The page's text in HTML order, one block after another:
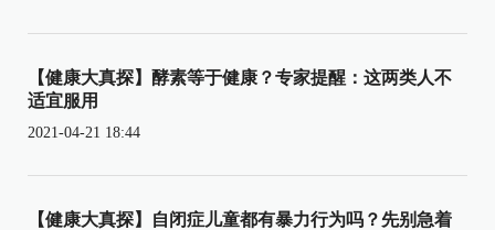
【健康大真探】酵素等于健康？专家提醒：这两类人不
适宜服用
2021-04-21 18:44
【健康大真探】自闭症儿童都有暴力行为吗？先别急着